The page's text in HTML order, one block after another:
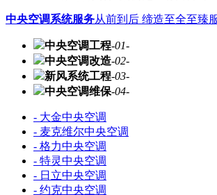
中央空调系统服务从前到后 缔造至全至臻
中央空调工程-01-
中央空调改造-02-
新风系统工程-03-
中央空调维保-04-
- 大金中央空调
- 麦克维尔中央空调
- 格力中央空调
- 特灵中央空调
- 日立中央空调
- 约克中央空调